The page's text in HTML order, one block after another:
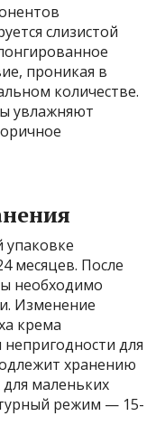
слизистой
проникая в
количестве.
увлажняют
упаковке
месяцев. После
необходимо
Изменение
крема
непригодности для
хранению
маленьких
режим — 15-